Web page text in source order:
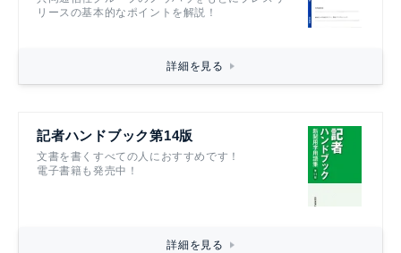
リースの基本的なポイントを解説！
詳細を見る
記者ハンドブック第14版
文書を書くすべての人におすすめです！
電子書籍も発売中！
詳細を見る